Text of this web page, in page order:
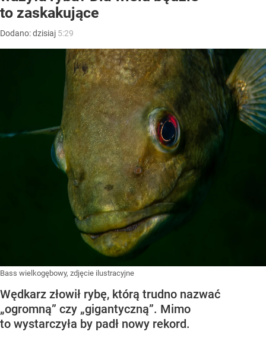
to zaskakujące
Dodano:dzisiaj 5:29
Bass wielkogębowy, zdjęcie ilustracyjne
Wędkarz złowił rybę, którą trudno nazwać
„ogromną” czy „gigantyczną”. Mimo
to wystarczyła by padł nowy rekord.